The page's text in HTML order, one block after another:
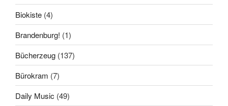
Biokiste (4)
Brandenburg! (1)
Bücherzeug (137)
Bürokram (7)
Daily Music (49)